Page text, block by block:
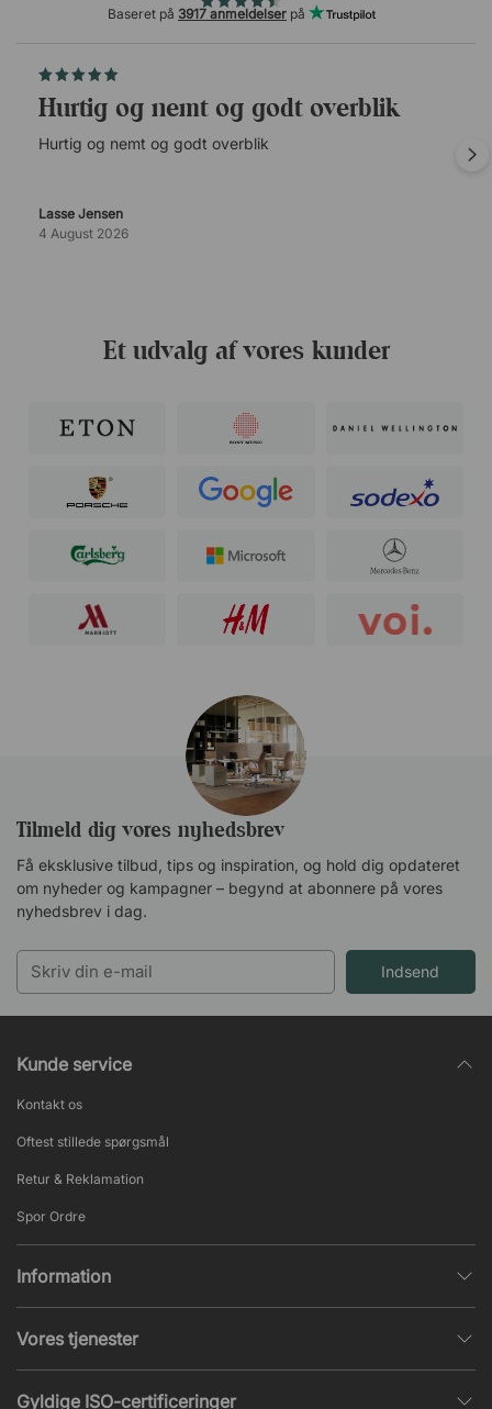
Baseret på 3917 anmeldelserpå
Hurtig og nemt og godt overblik
Hurtig og nemt og godt overblik
Lasse Jensen
4 August 2026
Et udvalg af vores kunder
Tilmeld dig vores nyhedsbrev
Få eksklusive tilbud, tips og inspiration, og hold dig opdateret
om nyheder og kampagner – begynd at abonnere på vores
nyhedsbrev i dag.
Indsend
Kunde service
Kontakt os
Oftest stillede spørgsmål
Retur & Reklamation
Spor Ordre
Information
Salgs- & Leveringsbetingelser
Populære sider
Vores tjenester
Gyldige ISO-certificeringer